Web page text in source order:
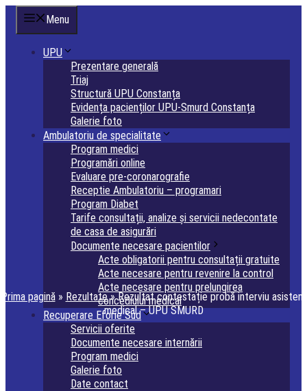
Sari
conținut
Menu
UPU
Prezentare generală
Triaj
Structură UPU Constanța
Evidența pacienților UPU-Smurd Constanța
Galerie foto
Ambulatoriu de specialitate
Program medici
Programări online
Evaluare pre-coronarografie
Receptie Ambulatoriu – programari
Program Diabet
Tarife consultații, analize și servicii nedecontate
de casa de asigurări
Documente necesare pacientilor
Acte obligatorii pentru consultații gratuite
Acte necesare pentru revenire la control
Acte necesare pentru prelungirea
concediului medical
Recuperare Eforie Sud
Servicii oferite
Documente necesare internării
Program medici
Galerie foto
Date contact
Prima pagină » Rezultate »Rezultat contestație probă interviu asistent
medical – UPU SMURD